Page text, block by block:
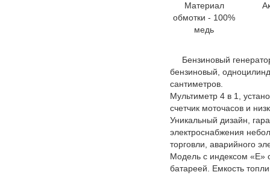
Материал
обмотки - 100%
медь
Бензиновый
бензиновый,
сантиметров.
Мультиметр 4 в 1,
счетчик моточасов и
Уникальный дизайн,
электроснабжения
торговли, аварийного
Модель с индексом «Е»
батареей. Емкость